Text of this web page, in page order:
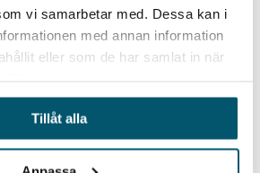
vi samarbetar med. Dessa kan i
med annan information
eller som de har samlat in när
Tillåt alla
2Secure arbetar dagligen med
tillsammans med
och organisationer.
mer information om
och er möjlighet att kunna
med viktiga frågor inom er